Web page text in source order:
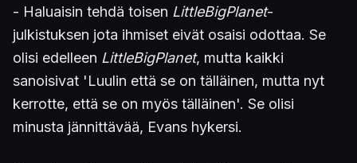
- Haluaisin tehdä toisen LittleBigPlanet-
julkistuksen jota ihmiset eivät osaisi odottaa. Se
olisi edelleen LittleBigPlanet, mutta kaikki
sanoisivat 'Luulin että se on tälläinen, mutta nyt
kerrotte, että se on myös tälläinen'. Se olisi
minusta jännittävää, Evans hykersi.